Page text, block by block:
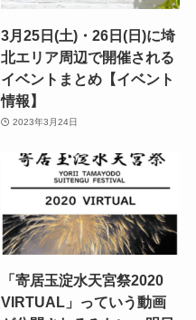
3月25日(土)・26日(日)に埼
北エリア周辺で開催される
イベントまとめ【イベント
情報】
2023年3月24日
「寄居玉淀水天宮祭2020
VIRTUAL」っていう動画